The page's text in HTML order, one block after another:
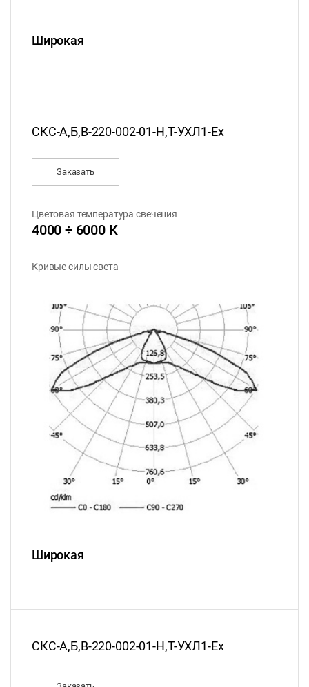
Широкая
СКС-А,Б,В-220-002-01-Н,Т-УХЛ1-Ех
Заказать
Цветовая температура свечения
4000 ÷ 6000 К
Кривые силы света
Широкая
СКС-А,Б,В-220-002-01-Н,Т-УХЛ1-Ех